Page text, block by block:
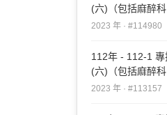
(六)（包括麻醉
產科、復健科等
2023 年 · #114980
112年 - 112-1
(六)（包括麻醉
產科、復健科等
2023 年 · #113157